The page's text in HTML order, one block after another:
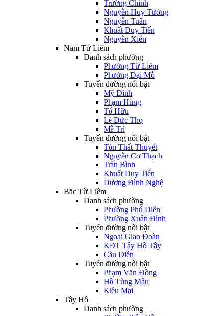
Trường Chinh
Nguyễn Huy Tưởng
Nguyễn Tuân
Khuất Duy Tiến
Nguyễn Xiển
Nam Từ Liêm
Danh sách phường
Phường Từ Liêm
Phường Đại Mỗ
Tuyến đường nổi bật
Mỹ Đình
Phạm Hùng
Tố Hữu
Lê Đức Thọ
Mễ Trì
Tuyến đường nổi bật
Tôn Thất Thuyết
Nguyễn Cơ Thạch
Trần Bình
Khuất Duy Tiến
Dương Đình Nghệ
Bắc Từ Liêm
Danh sách phường
Phường Phú Diễn
Phường Xuân Đỉnh
Tuyến đường nổi bật
Ngoại Giao Đoàn
KĐT Tây Hồ Tây
Cầu Diễn
Tuyến đường nổi bật
Phạm Văn Đồng
Hồ Tùng Mậu
Kiều Mai
Tây Hồ
Danh sách phường